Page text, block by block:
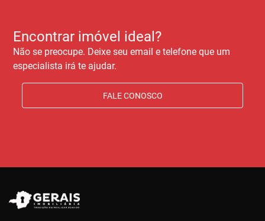
Encontrar imóvel ideal?
Não se preocupe. Deixe seu email e telefone que um
especialista irá te ajudar.
FALE CONOSCO